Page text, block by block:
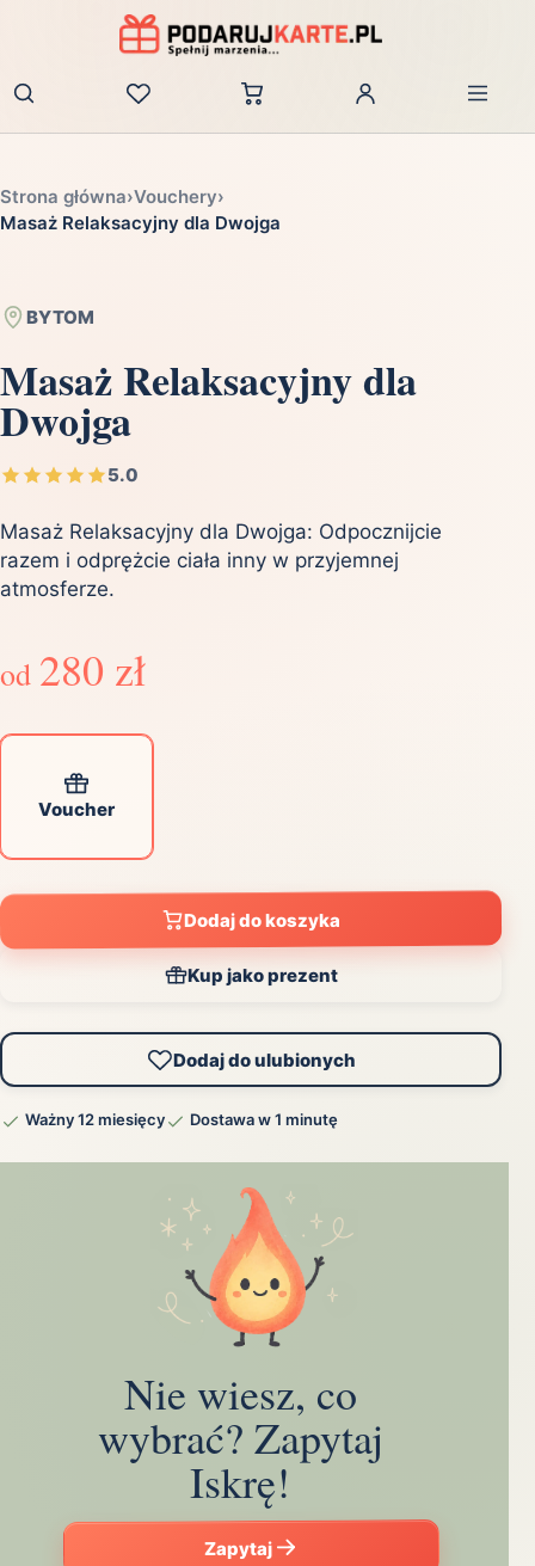
Zaloguj
Strona główna›Vouchery›
Masaż Relaksacyjny dla Dwojga
BYTOM
Masaż Relaksacyjny dla
Dwojga
5.0
Masaż Relaksacyjny dla Dwojga: Odpocznijcie
razem i odprężcie ciała inny w przyjemnej
atmosferze.
od 280 zł
Voucher
Dodaj do koszyka
Kup jako prezent
Dodaj do ulubionych
Ważny 12 miesięcy Dostawa w 1 minutę
Nie wiesz, co
wybrać? Zapytaj
Iskrę!
Zapytaj